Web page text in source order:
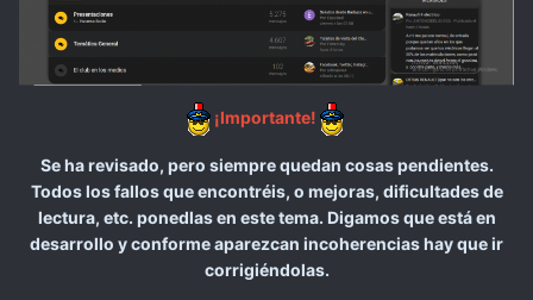
¡Importante!
Se ha revisado, pero siempre quedan cosas pendientes.
Todos los fallos que encontréis, o mejoras, dificultades de
lectura, etc. ponedlas en este tema. Digamos que está en
desarrollo y conforme aparezcan incoherencias hay que ir
corrigiéndolas.